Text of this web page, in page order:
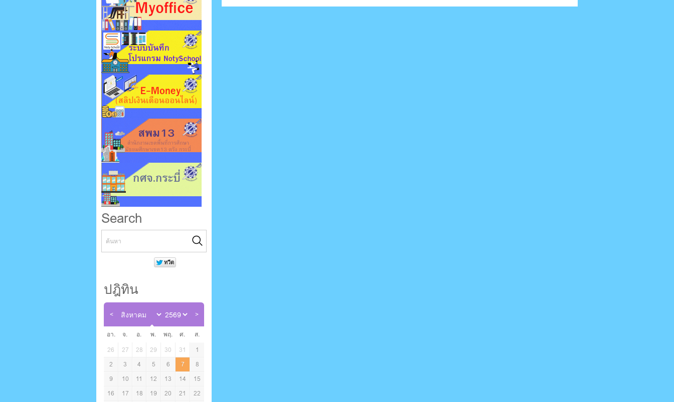
Search
ปฎิทิน
อา. จ. อ. พ. พฤ. ศ.
ส.
26
27 28 29 30 31
1
2
3 4 5 6 7
8
9
10 11 12 13 14
15
16
17 18 19 20 21 22